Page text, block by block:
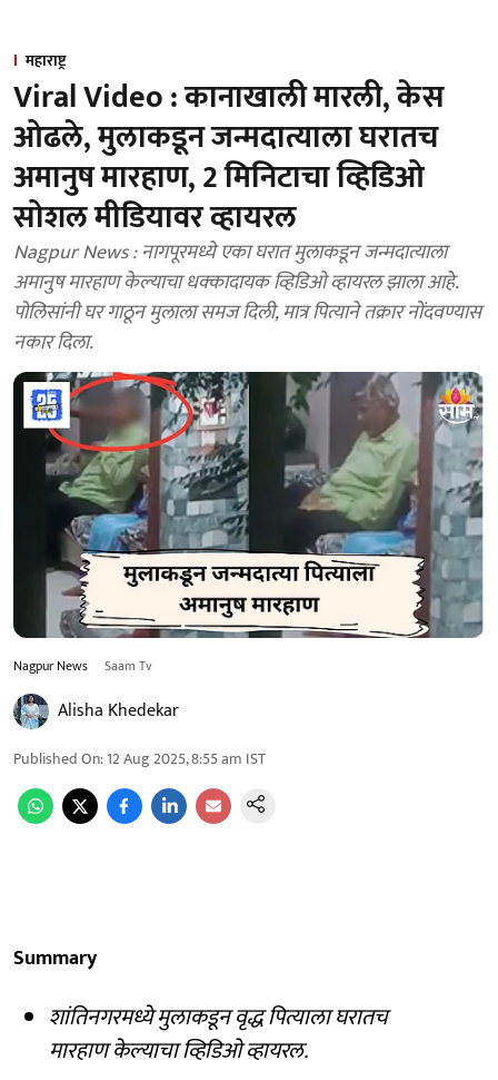
महाराष्ट्र
Viral Video : कानाखाली मारली, केस
ओढले, मुलाकडून जन्मदात्याला घरातच
अमानुष मारहाण, 2 मिनिटाचा व्हिडिओ
सोशल मीडियावर व्हायरल
Nagpur News : नागपूरमध्ये एका घरात मुलाकडून जन्मदात्याला
अमानुष मारहाण केल्याचा धक्कादायक व्हिडिओ व्हायरल झाला आहे.
पोलिसांनी घर गाठून मुलाला समज दिली, मात्र पित्याने तक्रार नोंदवण्यास
नकार दिला.
Nagpur News Saam Tv
Alisha Khedekar
Published On:12 Aug 2025, 8:55 am IST
Summary
शांतिनगरमध्ये मुलाकडून वृद्ध पित्याला घरातच
मारहाण केल्याचा व्हिडिओ व्हायरल.